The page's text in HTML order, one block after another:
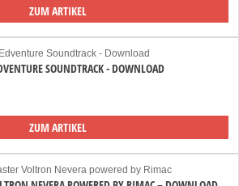
ZUM ARTIKEL
SOUNDTRACK - DOWNLOAD
ZUM ARTIKEL